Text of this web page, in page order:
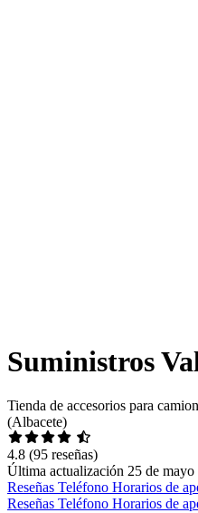
Suministros
Tienda de accesorios para
(Albacete)
4.8 (95 reseñas)
Última actualización 25 de mayo
Reseñas Teléfono Horarios de
Reseñas Teléfono Horarios de